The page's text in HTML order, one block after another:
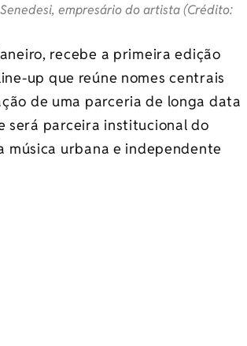
empresário do artista (Crédito:
recebe a primeira edição
up que reúne nomes centrais
de uma parceria de longa data
será parceira institucional do
urbana e independente